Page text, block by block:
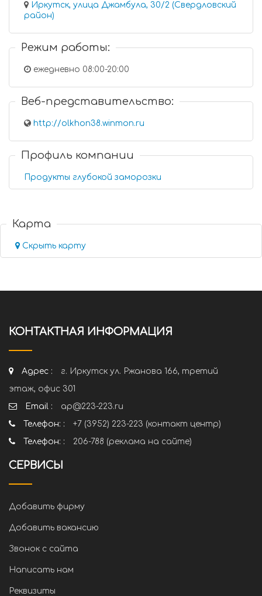
Иркутск, улица Джамбула, 30/2 (Свердловский
район)
Режим работы:
ежедневно 08:00-20:00
Веб-представительство:
http://olkhon38.winmon.ru
Профиль компании
Продукты глубокой заморозки
Карта
Скрыть карту
КОНТАКТНАЯ ИНФОРМАЦИЯ
Адрес :
г. Иркутск ул. Ржанова 166, третий
этаж, офис 301
Email :
ap@223-223.ru
Телефон: :
+7 (3952) 223-223 (контакт центр)
Телефон: :
206-788 (реклама на сайте)
СЕРВИСЫ
Добавить фирму
Добавить вакансию
Звонок с сайта
Написать нам
Реквизиты